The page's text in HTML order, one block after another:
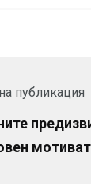
публикация